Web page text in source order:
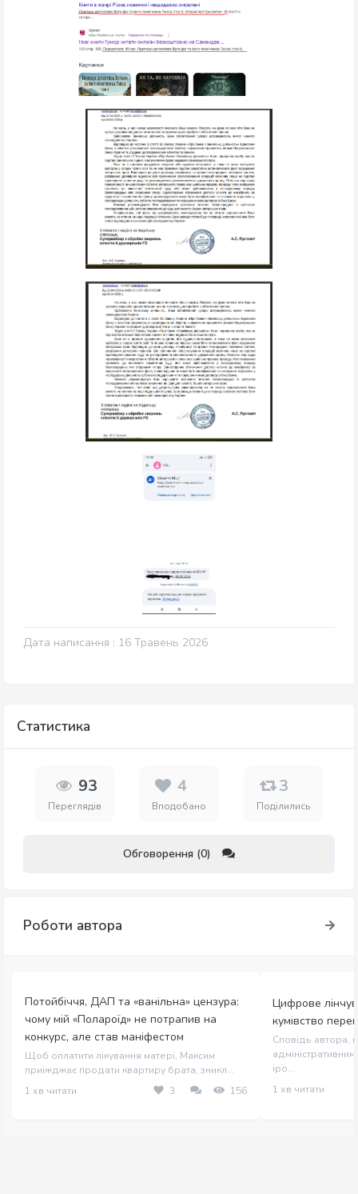
Дата написання : 16 Травень 2026
Статистика
93
Переглядів
4
Вподобано
3
Поділились
Обговорення (0)
Роботи автора
Потойбіччя, ДАП та «ванільна» цензура:
чому мій «Полароїд» не потрапив на
конкурс, але став маніфестом
Щоб оплатити лікування матері, Максим
приїжджає продати квартиру брата, зникл...
1 хв читати
3 156
Цифрове
кумівство
Сповідь автора,
іро...
1 хв читати